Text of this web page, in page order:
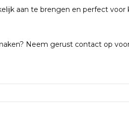
aan te brengen en perfect
Neem gerust contact op